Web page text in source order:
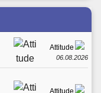
Attitude
06.08.2026
Attitude